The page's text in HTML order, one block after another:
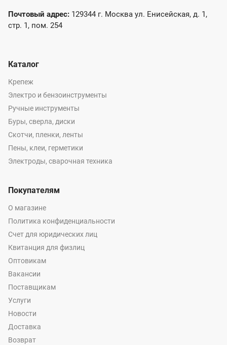
Почтовый адрес: 129344 г. Москва ул. Енисейская, д. 1,
стр. 1, пом. 254
Каталог
Крепеж
Электро и бензоинструменты
Ручные инструменты
Буры, сверла, диски
Скотчи, пленки, ленты
Пены, клеи, герметики
Электроды, сварочная техника
Покупателям
О магазине
Политика конфиденциальности
Счет для юридических лиц
Квитанция для физлиц
Оптовикам
Вакансии
Поставщикам
Услуги
Новости
Доставка
Возврат